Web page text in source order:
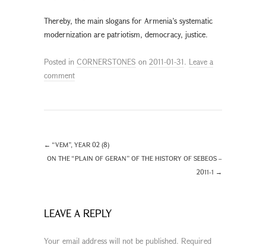
Thereby, the main slogans for Armenia’s systematic
modernization are patriotism, democracy, justice.
Posted in CORNERSTONES on 2011-01-31. Leave a
comment
← “VEM”, YEAR 02 (8)
ON THE “PLAIN OF GERAN” OF THE HISTORY OF SEBEOS –
2011-1 →
LEAVE A REPLY
Your email address will not be published. Required